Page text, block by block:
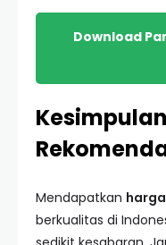
Download
Mendapatkan
berkualitas di